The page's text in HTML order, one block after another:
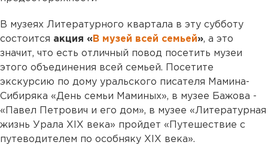
В музеях Литературного квартала в эту субботу
состоится акция « В музей всей семьей», а это
значит, что есть отличный повод посетить музеи
этого объединения всей семьей. Посетите
экскурсию по дому уральского писателя Мамина-
Сибиряка «День семьи Маминых», в музее Бажова -
«Павел Петрович и его дом», в музее «Литературная
жизнь Урала XIX века» пройдет «Путешествие с
путеводителем по особняку XIX века».